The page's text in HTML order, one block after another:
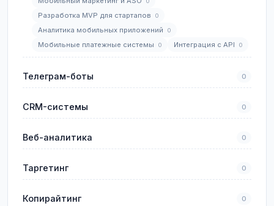
Разработка MVP для стартапов 0
Аналитика мобильных приложений 0
Мобильные платежные системы 0 Интеграция с API 0
Телеграм-боты 0
CRM-системы 0
Веб-аналитика 0
Таргетинг 0
Копирайтинг 0